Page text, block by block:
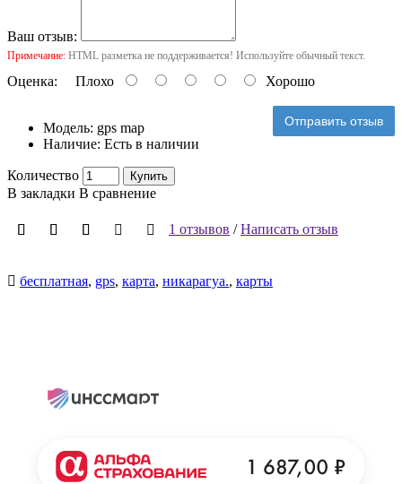
Ваш отзыв:
Примечание: HTML разметка не поддерживается! Используйте обычный текст.
Оценка: Плохо Хорошо
Отправить отзыв
Модель: gps map
Наличие: Есть в наличии
Количество Купить
В закладки В сравнение
1 отзывов /Написать отзыв
бесплатная, gps, карта, никарагуа., карты